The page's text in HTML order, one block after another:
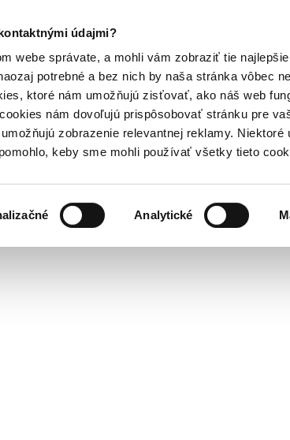
údajmi?
webe správate, a mohli vám zobraziť tie
potrebné a bez nich by naša stránka vôbec
ktoré nám umožňujú zisťovať, ako náš web
nám dovoľujú prispôsobovať stránku pre
zobrazenie relevantnej reklamy. Niektoré
keby sme mohli používať všetky tieto
Analytické